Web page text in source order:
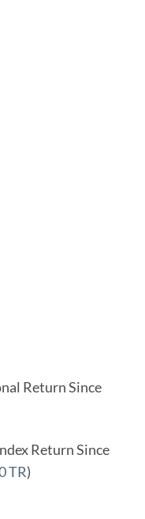
Return Since
Return Since
TR)